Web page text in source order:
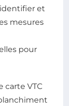
et
mesures
pour
carte VTC